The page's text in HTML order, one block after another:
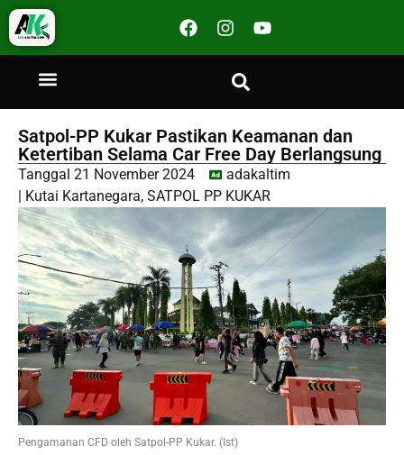
Satpol-PP Kukar Pastikan Keamanan dan
Ketertiban Selama Car Free Day Berlangsung
Tanggal 21 November 2024
adakaltim
Kutai Kartanegara, SATPOL PP KUKAR
Pengamanan CFD oleh Satpol-PP Kukar. (Ist)